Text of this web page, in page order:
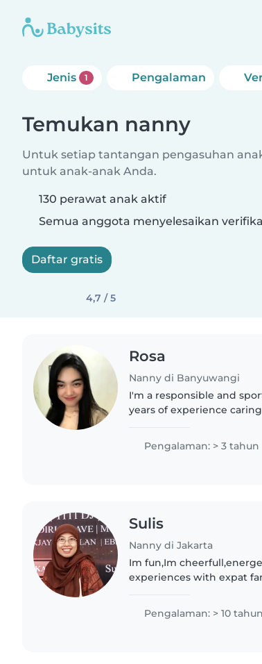
Jenis 1 Pengalaman
Temukan nanny
Untuk setiap tantangan pengasuhan
untuk anak-anak Anda.
130 perawat anak aktif
Semua anggota menyelesaikan
Daftar gratis
4,7 / 5
Rosa
Nanny di Banyuwangi
I'm a responsible and
years of experience
with homework. I've..
Pengalaman: > 3 tahun
Sulis
Nanny di Jakarta
Im fun,Im
experiences with expat
Pengalaman: > 10 tahun